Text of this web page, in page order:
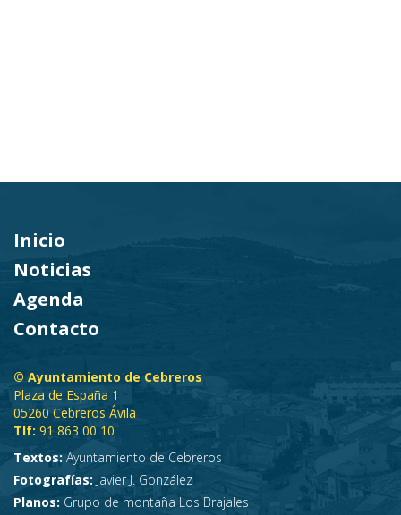
Inicio
Noticias
Agenda
Contacto
© Ayuntamiento de Cebreros
Plaza de España 1
05260 Cebreros Ávila
Tlf: 91 863 00 10
Textos: Ayuntamiento de Cebreros
Fotografías: Javier J. González
Planos: Grupo de montaña Los Brajales